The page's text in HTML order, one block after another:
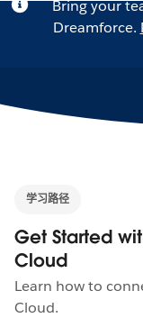
Bring your
Dreamforce.
学习路径
Get Started
Cloud
Learn how to
Cloud.